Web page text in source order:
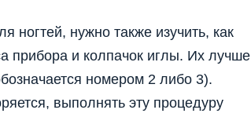
ногтей, нужно также изучить, как
прибора и колпачок иглы. Их лучше
номером 2 либо 3).
выполнять эту процедуру